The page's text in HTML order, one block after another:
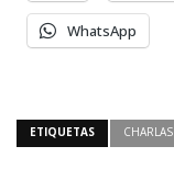
WhatsApp
ETIQUETAS CHARLAS